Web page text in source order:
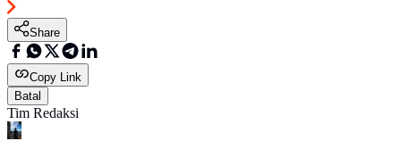
Share
Copy Link
Batal
Tim Redaksi